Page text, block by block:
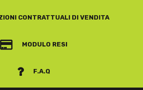
CONTRATTUALIDI VENDITA
MODULO RESI
F.A.Q